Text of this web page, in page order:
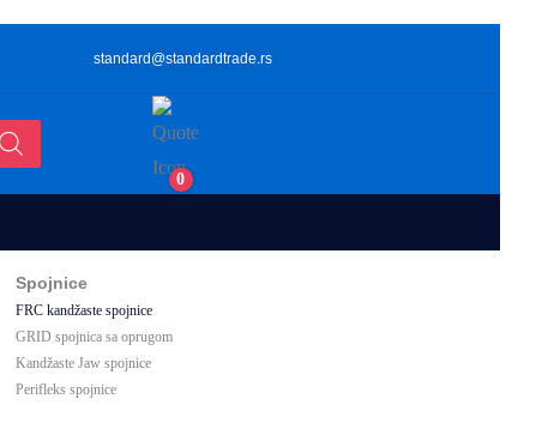
standard@standardtrade.rs
0
Spojnice
FRC kandžaste spojnice
GRID spojnica sa oprugom
Kandžaste Jaw spojnice
Perifleks spojnice